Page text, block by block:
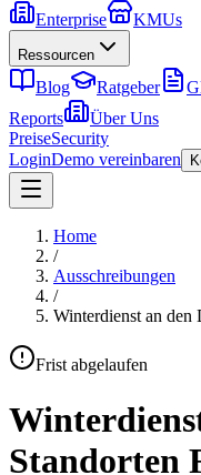
Enterprise
KMUs
Ressourcen
Blog Ratgeber
Reports
Über Uns
PreiseSecurity
LoginDemo vereinbaren
Home
/
Ausschreibungen
/
Winterdienst an
Frist abgelaufen
Standorten